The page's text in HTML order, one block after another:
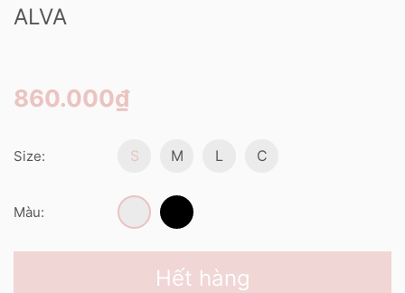
ALVA
860.000₫
Size: S M L C
Màu:
Hết hàng